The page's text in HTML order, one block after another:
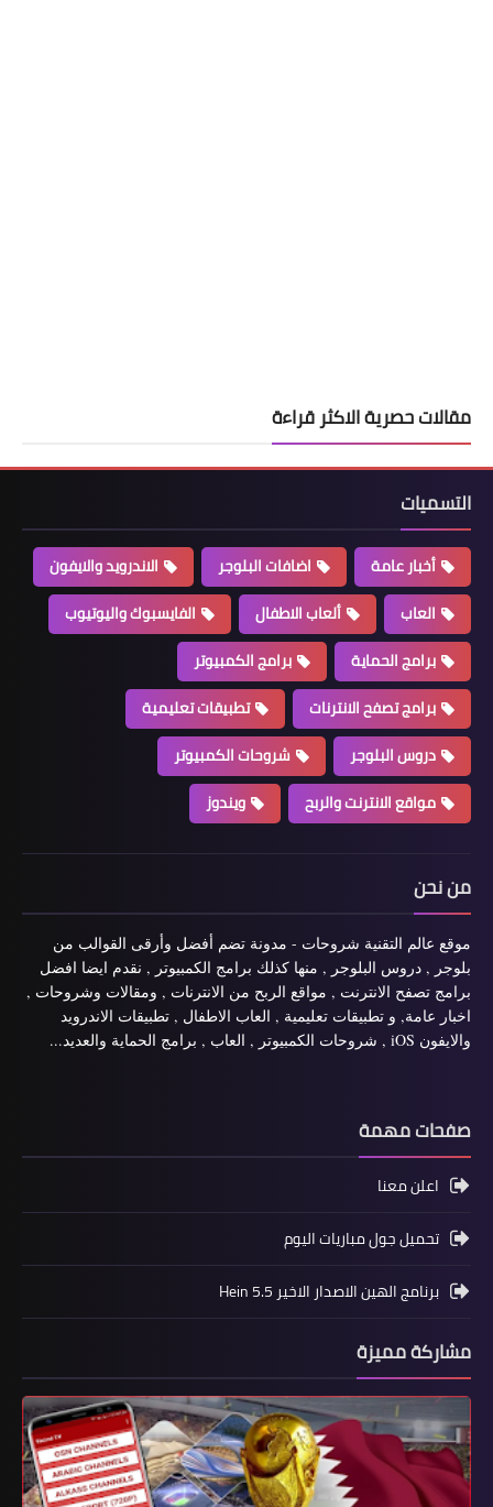
مقالات حصرية الاكثر قراءة
التسميات
أخبار عامة اضافات البلوجر
الاندرويد والايفون
العاب
ألعاب الاطفال
الفايسبوك واليوتيوب
برامج الحماية
برامج الكمبيوتر
برامج تصفح الانترنات
تطبيقات تعليمية
دروس البلوجر
شروحات الكمبيوتر
مواقع الانترنت والربح
ويندوز
من نحن
موقع عالم التقنية شروحات - مدونة تضم أفضل وأرقى القوالب من
بلوجر , دروس البلوجر , منها كذلك برامج الكمبيوتر , نقدم ايضا افضل
برامج تصفح الانترنت , مواقع الربح من الانترنات , ومقالات وشروحات ,
اخبار عامة, و تطبيقات تعليمية , العاب الاطفال , تطبيقات الاندرويد
والايفون iOS , شروحات الكمبيوتر , العاب , برامج الحماية والعديد...
صفحات مهمة
اعلن معنا
تحميل جول مباريات اليوم
برنامج الهين الاصدار الاخير Hein 5.5
مشاركة مميزة